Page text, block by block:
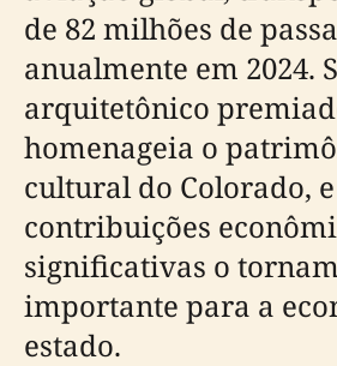
de 82 milhões de
anualmente em 2024.
arquitetônico
homenageia o
cultural do Colorado,
contribuições
significativas o
importante para a
estado.